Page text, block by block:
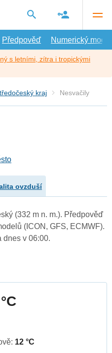
Předpověď Numerický model
s letními, zítra i tropickými
kraj Nesvačily
ovzduší
(332 m n. m.). Předpověď
(ICON, GFS, ECMWF).
dnes v 06:00.
12 °C